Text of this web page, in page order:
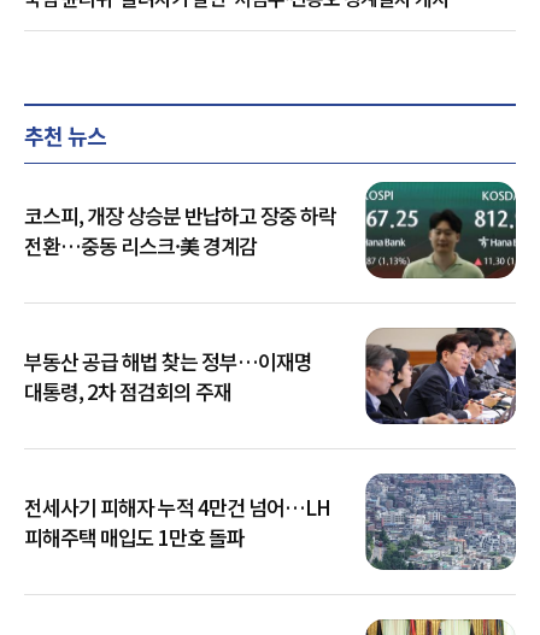
추천 뉴스
코스피, 개장 상승분 반납하고 장중 하락
전환…중동 리스크·美 경계감
부동산 공급 해법 찾는 정부…이재명
대통령, 2차 점검회의 주재
전세사기 피해자 누적 4만건 넘어…LH
피해주택 매입도 1만호 돌파